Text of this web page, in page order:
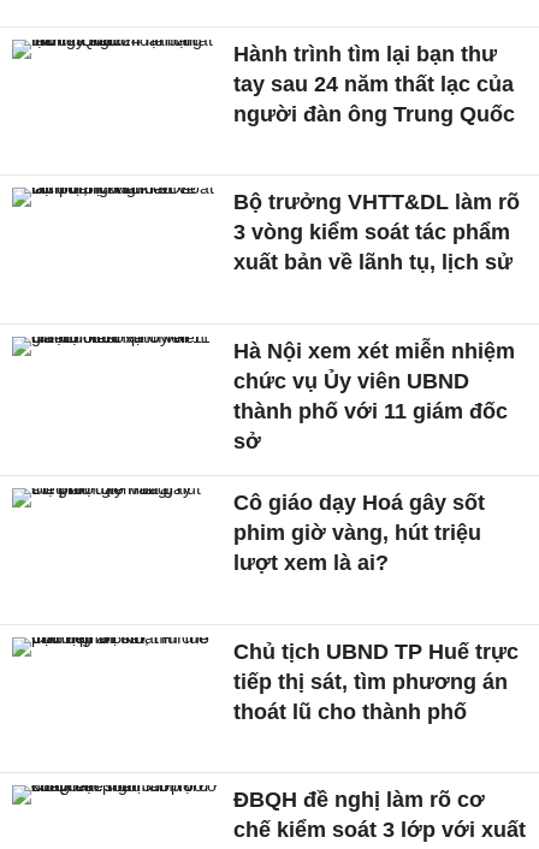
Hành trình tìm lại bạn thư
tay sau 24 năm thất lạc của
người đàn ông Trung Quốc
Bộ trưởng VHTT&DL làm rõ
3 vòng kiểm soát tác phẩm
xuất bản về lãnh tụ, lịch sử
Hà Nội xem xét miễn nhiệm
chức vụ Ủy viên UBND
thành phố với 11 giám đốc
sở
Cô giáo dạy Hoá gây sốt
phim giờ vàng, hút triệu
lượt xem là ai?
Chủ tịch UBND TP Huế trực
tiếp thị sát, tìm phương án
thoát lũ cho thành phố
ĐBQH đề nghị làm rõ cơ
chế kiểm soát 3 lớp với xuất